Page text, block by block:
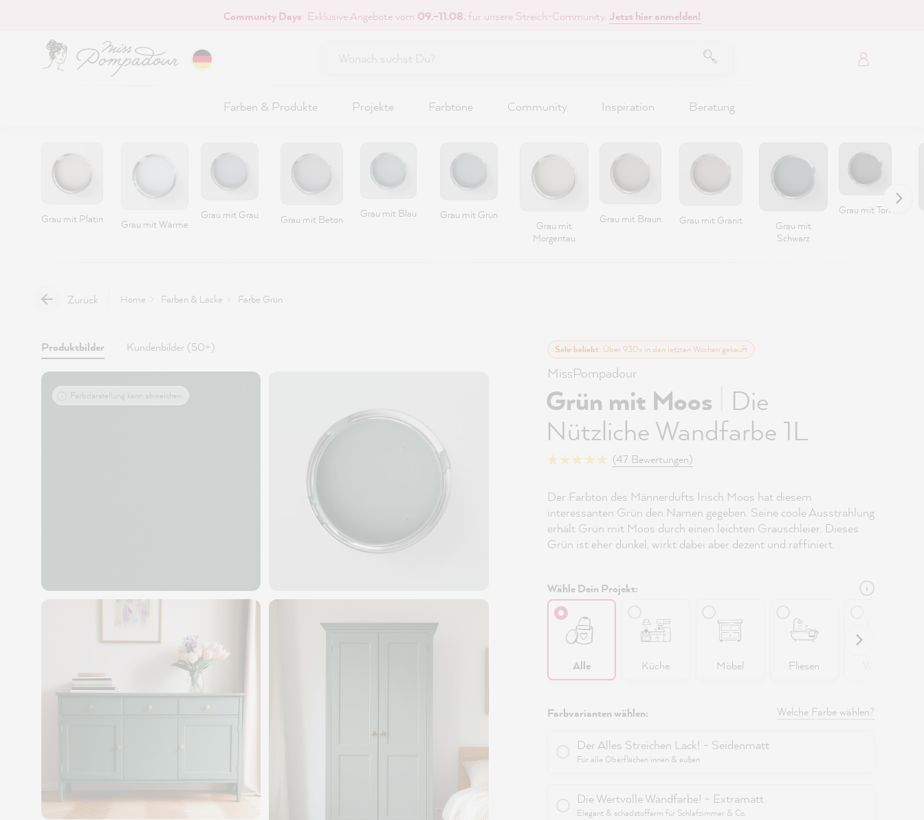
Community Days: Exklusive Angebote vom 09.–11.08.für unsere Streich-Community. Jetzt hier anmelden!
Farben & Produkte Projekte Farbtöne Community Inspiration Beratung
Grau mit Platin Grau mit Wärme
Grau mit Grau Grau mit Beton Grau mit Blau
Grau mit Grün
Grau mit
Morgentau
Grau mit Braun Grau mit Granit
Grau mit
Schwarz
Grau mit Torf
Zurück Home Farben & Lacke Farbe Grün
Produktbilder Kundenbilder (50+)
Farbdarstellung kann abweichen
Sehr beliebt: Über 930x in den letzten Wochen gekauft
MissPompadour
Grün mit Moos Die
Nützliche Wandfarbe 1L
(47 Bewertungen)
Der Farbton des Männerdufts Irisch Moos hat diesem
interessanten Grün den Namen gegeben. Seine coole Ausstrahlung
erhält Grün mit Moos durch einen leichten Grauschleier. Dieses
Grün ist eher dunkel, wirkt dabei aber dezent und raffiniert.
Wähle Dein Projekt:
Alle Küche Möbel Fliesen
Farbvarianten wählen: Welche Farbe wählen?
Der Alles Streichen Lack! - Seidenmatt
Für alle Oberflächen innen & außen
Die Wertvolle Wandfarbe! - Extramatt
Elegant & schadstoffarm für Schlafzimmer & Co.